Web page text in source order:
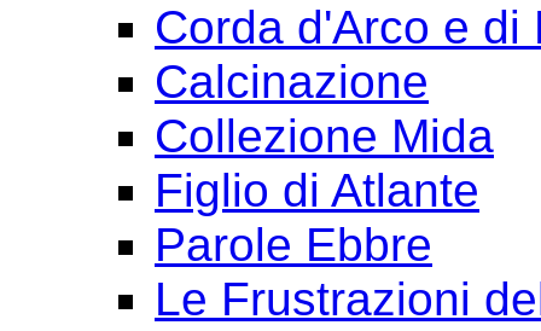
Corda d'Arco e di
Calcinazione
Collezione Mida
Figlio di Atlante
Parole Ebbre
Le Frustrazioni